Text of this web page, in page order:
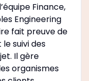
Finance,
Engineering
fait preuve de
suivi des
Il gère
organismes